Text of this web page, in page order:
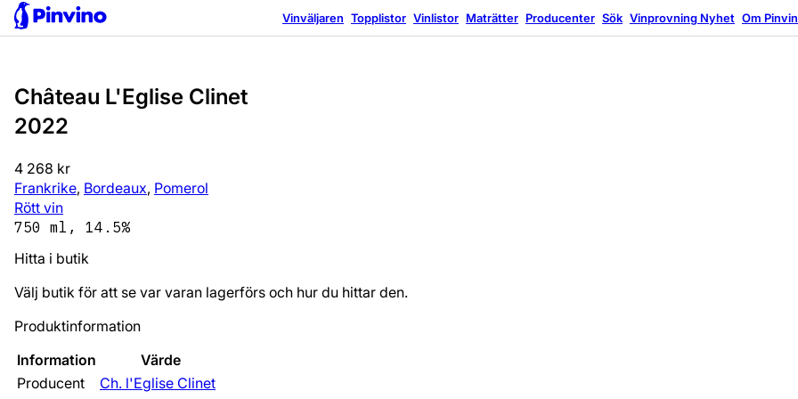
Vinväljaren Topplistor Vinlistor Maträtter Producenter Sök Vinprovning Nyhet Om
Château L'Eglise Clinet
2022
4 268 kr
Frankrike, Bordeaux, Pomerol
Rött vin
750 ml, 14.5%
Hitta i butik
Välj butik för att se var varan lagerförs och hur du hittar den.
Produktinformation
Information
Värde
Producent
Ch. l'Eglise Clinet